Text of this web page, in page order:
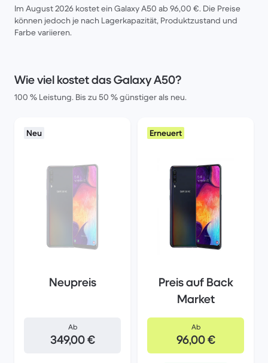
Im August 2026 kostet ein Galaxy A50 ab 96,00 €. Die Preise
können jedoch je nach Lagerkapazität, Produktzustand und
Farbe variieren.
Wie viel kostet das Galaxy A50?
100 % Leistung. Bis zu 50 % günstiger als neu.
Neu
Neupreis
Ab
349,00 €
Erneuert
Preis auf Back
Market
Ab
96,00 €